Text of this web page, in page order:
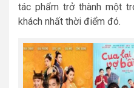
tác phẩm trở thành một
khách nhất thời điểm đó.